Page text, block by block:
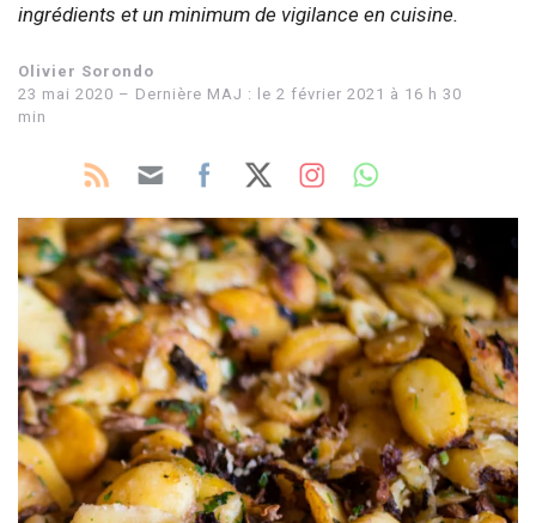
ingrédients et un minimum de vigilance en cuisine.
Olivier Sorondo
23 mai 2020 – Dernière MAJ : le 2 février 2021 à 16 h 30
min